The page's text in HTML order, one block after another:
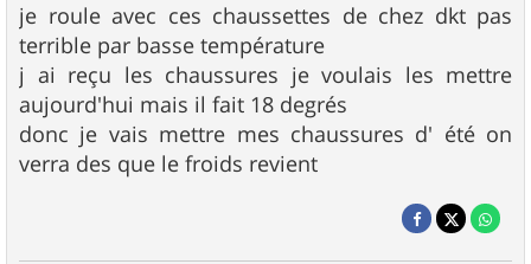
s
s
a
g
e
je roule avec ces chaussettes de chez dkt pas
terrible par basse température
j ai reçu les chaussures je voulais les mettre
aujourd'hui mais il fait 18 degrés
donc je vais mettre mes chaussures d' été on
verra des que le froids revient